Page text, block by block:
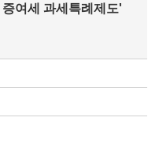
여세 과세특례제도'